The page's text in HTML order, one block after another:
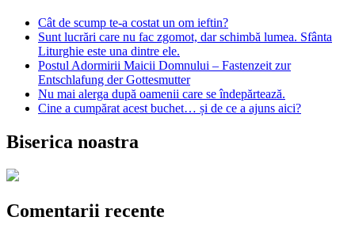
Cât de scump te-a costat un om ieftin?
Sunt lucrări care nu fac zgomot, dar schimbă lumea. Sfânta
Liturghie este una dintre ele.
Postul Adormirii Maicii Domnului – Fastenzeit zur
Entschlafung der Gottesmutter
Nu mai alerga după oamenii care se îndepărtează.
Cine a cumpărat acest buchet… și de ce a ajuns aici?
Biserica noastra
Comentarii recente